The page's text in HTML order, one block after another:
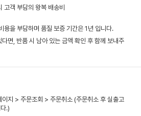
객 부담의 왕복 배송비
용을 부담하며 품질 보증 기간은 1년 입니다.
면, 반품 시 남아 있는 금액 확인 후 함께 보내주
지 > 주문조회 > 주문취소 (주문취소 후 실출고
.)